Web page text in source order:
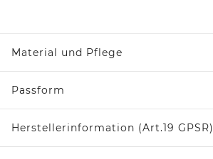
Material und Pflege
Passform
Herstellerinformation (Art.19 GPSR)